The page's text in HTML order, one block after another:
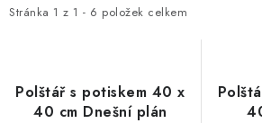
i
r
Stránka 1 z 1 - 6 položek celkem
e
p
Polštář s potiskem 40 x
40 cm Dnešní plán